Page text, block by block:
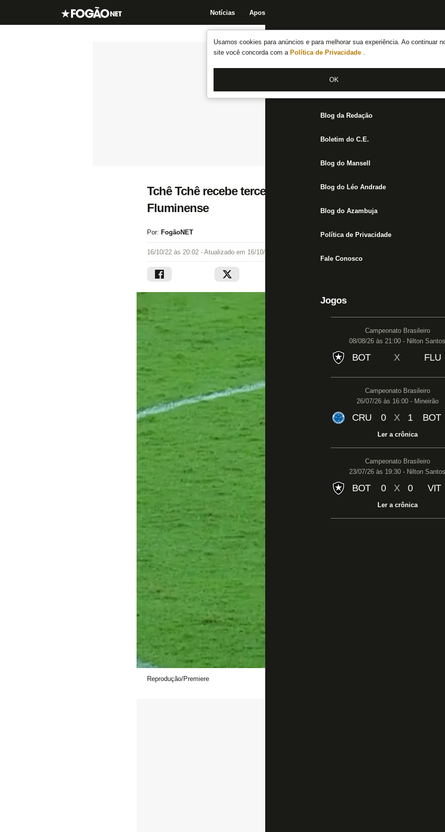
Usamos cookies para anúncios e para melhorar sua experiência. Ao continuar
site você concorda com a Política de Privacidade .
OK
Notícias Apostas
Notícias do Botafogo
Fórum
Jogos
Blog da Redação
Boletim do C.E.
Blog do Mansell
Blog do Léo Andrade
Blog do Azambuja
Política de Privacidade
Fale Conosco
Jogos
Campeonato Brasileiro
08/08/26 às 21:00 - Nilton Santos
BOT X FLU
Campeonato Brasileiro
26/07/26 às 16:00 - Mineirão
CRU 0 X 1 BOT
Ler a crônica
Campeonato Brasileiro
23/07/26 às 19:30 - Nilton Santos
BOT 0 X 0 VIT
Ler a crônica
Tchê Tchê recebe terceiro cartão amarelo e desfalca
Fluminense
Por: FogãoNET
16/10/22 às 20:02 - Atualizado em 16/10/22 às 20:15
Reprodução/Premiere